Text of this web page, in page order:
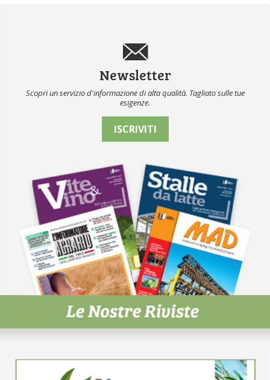
Newsletter
Scopri un servizio d'informazione di alta qualità. Tagliato sulle tue
esigenze.
ISCRIVITI